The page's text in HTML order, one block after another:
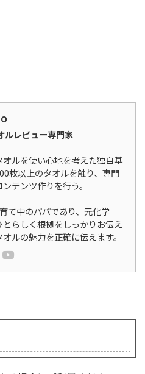
ルレビュー専門家
オルを使い心地を考えた独自基
枚以上のタオルを触り、専門
テンツ作りを行う。
て中のパパであり、元化学
らしく根拠をしっかりお伝え
ルの魅力を正確に伝えます。